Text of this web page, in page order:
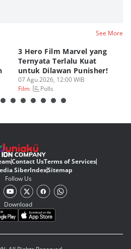
See More
3 Hero Film Marvel yang
Ternyata Terlalu Kuat
untuk Dilawan Punisher!
07 Agu 2026, 12:00 WIB
Film
Polls
Contact UsTerms of Services
SiberIndexSitemap
Follow Us
Download